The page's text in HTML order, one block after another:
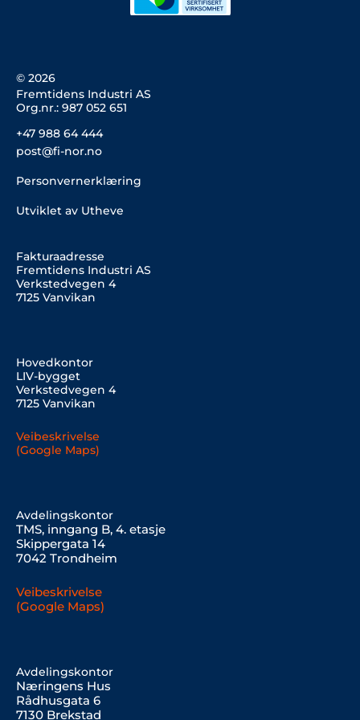
i o r
© 2026
Fremtidens Industri AS
Org.nr.: 987 052 651
+47 988 64 444
post@fi-nor.no
Personvernerklæring
Utviklet av Utheve
Fakturaadresse
Fremtidens Industri AS
Verkstedvegen 4
7125 Vanvikan
Hovedkontor
LIV-bygget
Verkstedvegen 4
7125 Vanvikan
Veibeskrivelse
(Google Maps)
Avdelingskontor
TMS, inngang B, 4. etasje
Skippergata 14
7042 Trondheim
Veibeskrivelse
(Google Maps)
Avdelingskontor
Næringens Hus
Rådhusgata 6
7130 Brekstad